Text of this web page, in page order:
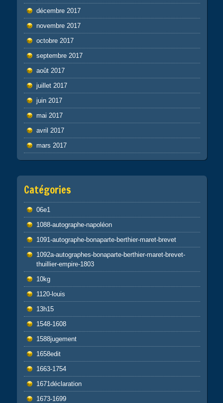
décembre 2017
novembre 2017
octobre 2017
septembre 2017
août 2017
juillet 2017
juin 2017
mai 2017
avril 2017
mars 2017
Catégories
06e1
1088-autographe-napoléon
1091-autographe-bonaparte-berthier-maret-brevet
1092a-autographes-bonaparte-berthier-maret-brevet-
thuillier-empire-1803
10kg
1120-louis
13h15
1548-1608
1588jugement
1658edit
1663-1754
1671déclaration
1673-1699